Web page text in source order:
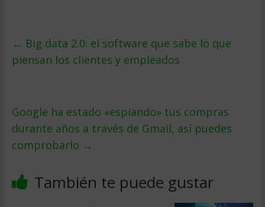
← Big data 2.0: el software que sabe lo que
piensan los clientes y empleados
Google ha estado «espiando» tus compras
durante años a través de Gmail, así puedes
comprobarlo →
También te puede gustar